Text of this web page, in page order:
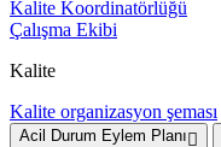
Kalite Koordinatörlüğü
Çalışma Ekibi
Kalite
Kalite organizasyon şeması
Acil Durum Eylem Planı